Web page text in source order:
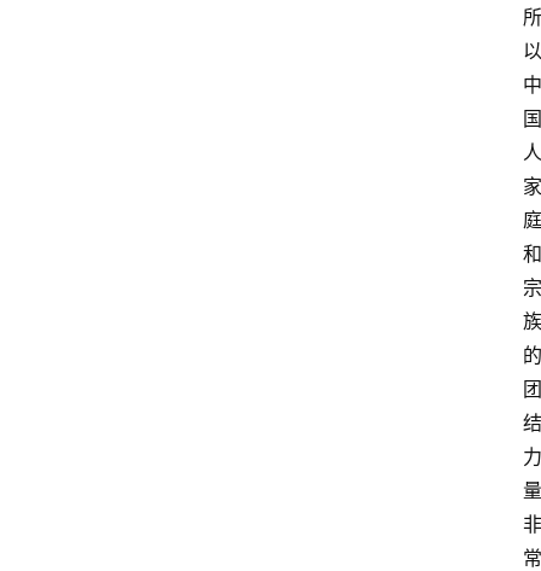
所
以
中
国
人
家
庭
和
宗
族
的
团
结
力
量
非
常